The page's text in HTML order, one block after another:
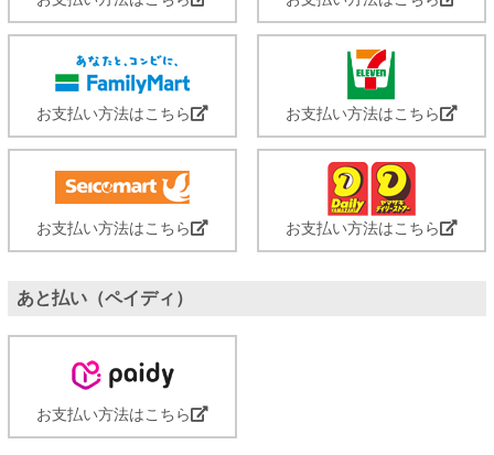
お支払い方法はこちら お支払い方法はこちら
お支払い方法はこちら お支払い方法はこちら
あと払い（ペイディ）
お支払い方法はこちら